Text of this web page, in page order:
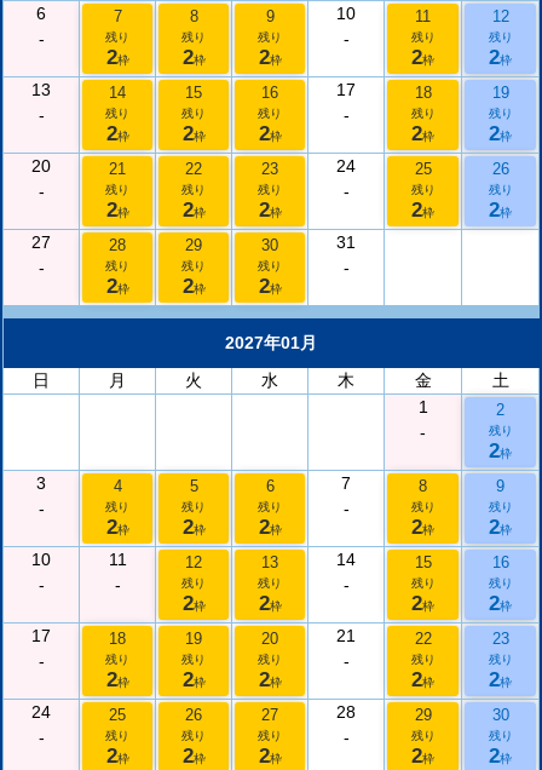
6
-
7
残り
2枠
8
残り
2枠
9
残り
2枠
10
-
11
残り
2枠
12
残り
2枠
13
-
14
残り
2枠
15
残り
2枠
16
残り
2枠
17
-
18
残り
2枠
19
残り
2枠
20
-
21
残り
2枠
22
残り
2枠
23
残り
2枠
24
-
25
残り
2枠
26
残り
2枠
27
-
28
残り
2枠
29
残り
2枠
30
残り
2枠
31
-
2027年01月
日
月 火 水 木 金
土
1
-
2
残り
2枠
3
-
4
残り
2枠
5
残り
2枠
6
残り
2枠
7
-
8
残り
2枠
9
残り
2枠
10
-
11
-
12
残り
2枠
13
残り
2枠
14
-
15
残り
2枠
16
残り
2枠
17
-
18
残り
2枠
19
残り
2枠
20
残り
2枠
21
-
22
残り
2枠
23
残り
2枠
24
-
25
残り
2枠
26
残り
2枠
27
残り
2枠
28
-
29
残り
2枠
30
残り
2枠